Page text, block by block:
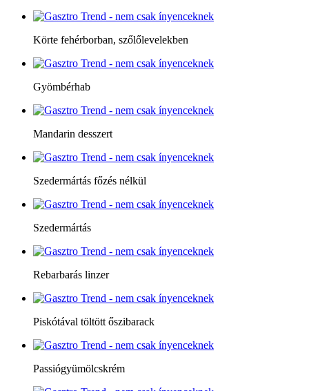
Körte fehérborban, szőlőlevelekben
Gyömbérhab
Mandarin desszert
Szedermártás főzés nélkül
Szedermártás
Rebarbarás linzer
Piskótával töltött őszibarack
Passiógyümölcskrém